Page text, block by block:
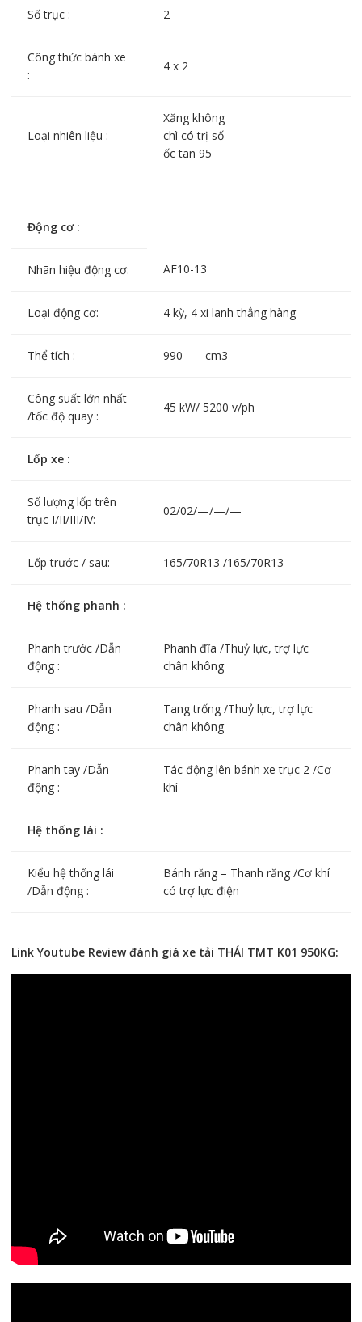
Số trục : 2
Công thức bánh xe
:
4 x 2
Loại nhiên liệu :
Xăng không
chì có trị số
ốc tan 95
Động cơ :
Nhãn hiệu động cơ: AF10-13
Loại động cơ: 4 kỳ, 4 xi lanh thẳng hàng
Thể tích : 990 cm3
Công suất lớn nhất
/tốc độ quay :
45 kW/ 5200 v/ph
Lốp xe :
Số lượng lốp trên
trục I/II/III/IV:
02/02/—/—/—
Lốp trước / sau: 165/70R13 /165/70R13
Hệ thống phanh :
Phanh trước /Dẫn
động :
Phanh đĩa /Thuỷ lực, trợ lực
chân không
Phanh sau /Dẫn
động :
Tang trống /Thuỷ lực, trợ lực
chân không
Phanh tay /Dẫn
động :
Tác động lên bánh xe trục 2 /Cơ
khí
Hệ thống lái :
Kiểu hệ thống lái
/Dẫn động :
Bánh răng – Thanh răng /Cơ khí
có trợ lực điện
Link Youtube Review đánh giá xe tải THÁI TMT K01 950KG: